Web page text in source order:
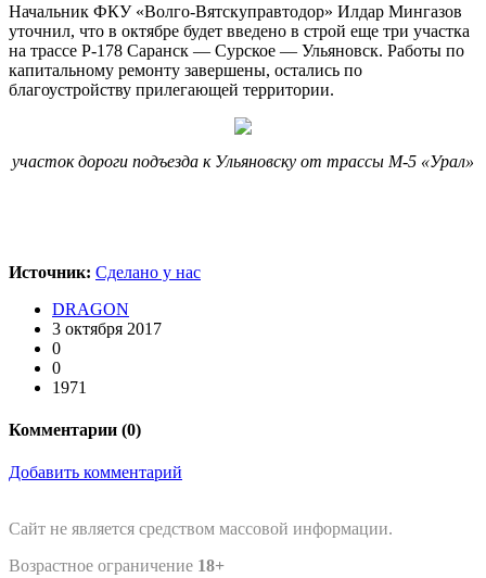
Начальник ФКУ «Волго-Вятскуправтодор» Илдар Мингазов
уточнил, что в октябре будет введено в строй еще три участка
на трассе Р-178 Саранск — Сурское — Ульяновск. Работы по
капитальному ремонту завершены, остались по
благоустройству прилегающей территории.
участок дороги подъезда к Ульяновску от трассы М-5 «Урал»
Источник: Сделано у нас
DRAGON
3 октября 2017
0
0
1971
Комментарии (0)
Добавить комментарий
Сайт не является средством массовой информации.
Возрастное ограничение 18+